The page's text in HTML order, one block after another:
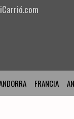
FRANCIA